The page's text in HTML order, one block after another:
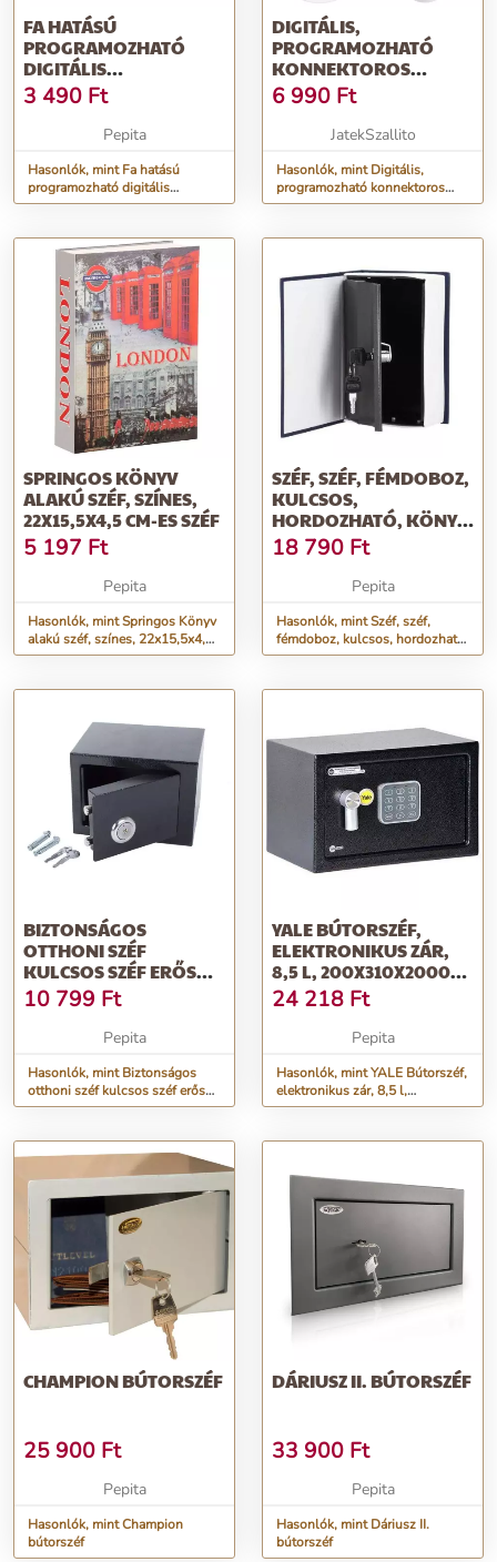
FA HATÁSÚ
PROGRAMOZHATÓ
DIGITÁLIS
ÉBRESZTŐÓRA
HŐMÉRŐVEL
3 490 Ft
Pepita
Hasonlók, mint Fa hatású
programozható digitális
ébresztőóra hőmérővel
DIGITÁLIS,
PROGRAMOZHATÓ
KONNEKTOROS
IDŐZÍTŐ LCD
KIJELZŐVEL (BB-11747)
6 990 Ft
JatekSzallito
Hasonlók, mint Digitális,
programozható konnektoros
időzítő LCD kijelzővel (BB-
SPRINGOS KÖNYV
ALAKÚ SZÉF, SZÍNES,
22X15,5X4,5 CM-ES SZÉF
5 197 Ft
Pepita
Hasonlók, mint Springos Könyv
alakú széf, színes, 22x15,5x4,5
cm-es széf
SZÉF, SZÉF, FÉMDOBOZ,
KULCSOS,
HORDOZHATÓ, KÖNYV
TÍPUSÚ, KÉK, 20X...
18 790 Ft
Pepita
Hasonlók, mint Széf, széf,
fémdoboz, kulcsos, hordozható,
könyv típusú, kék, 20x...
BIZTONSÁGOS
OTTHONI SZÉF
KULCSOS SZÉF ERŐS
SZILÁRD
10 799 Ft
Pepita
Hasonlók, mint Biztonságos
otthoni széf kulcsos széf erős
szilárd
YALE BÚTORSZÉF,
ELEKTRONIKUS ZÁR,
8,5 L, 200X310X2000
MM, YALE &QUOT;Y...
24 218 Ft
Pepita
Hasonlók, mint YALE Bútorszéf,
elektronikus zár, 8,5 l,
200x310x2000 mm, YALE
CHAMPION BÚTORSZÉF
25 900 Ft
Pepita
Hasonlók, mint Champion
bútorszéf
DÁRIUSZ II. BÚTORSZÉF
33 900 Ft
Pepita
Hasonlók, mint Dáriusz II.
bútorszéf